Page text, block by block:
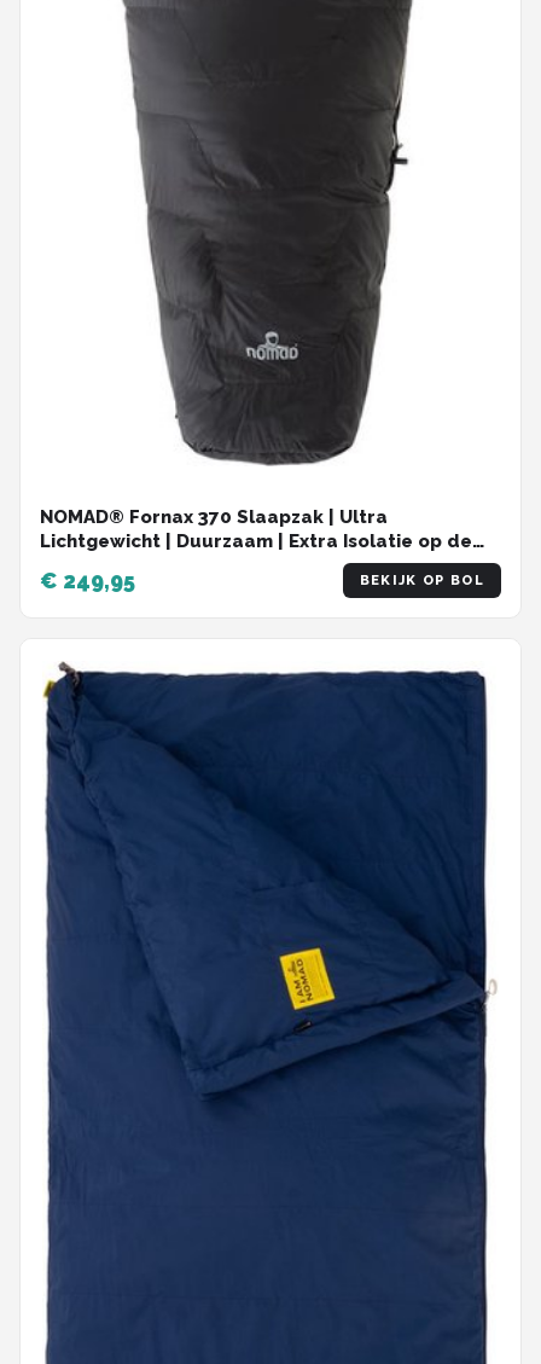
NOMAD® Fornax 370 Slaapzak | Ultra
Lichtgewicht | Duurzaam | Extra Isolatie op de
Borst | 2-Wegs Autolock Rits | Anti-Snag Rits
Constructie | Zwart
€ 249,95 BEKIJK OP BOL